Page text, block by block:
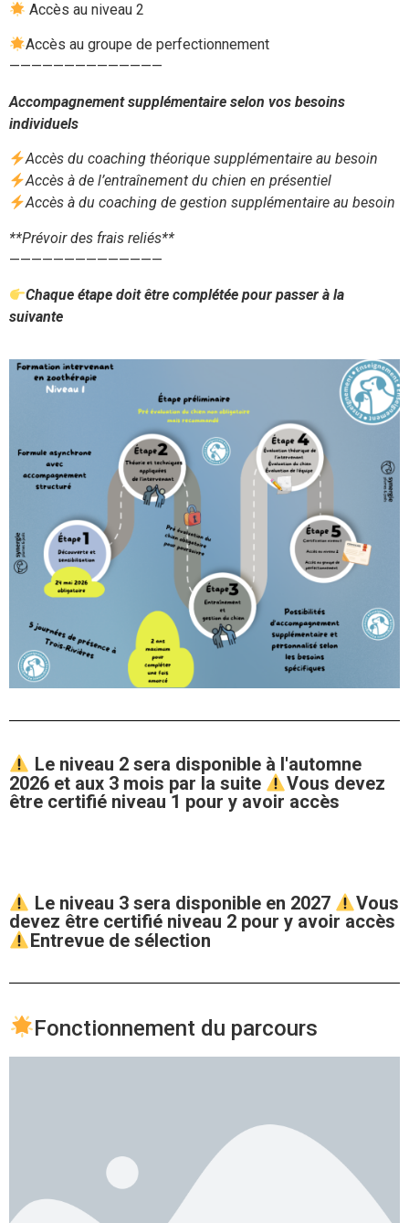
Accès au niveau 2
Accès au groupe de perfectionnement
——————————————
Accompagnement supplémentaire selon vos besoins
individuels
Accès du coaching théorique supplémentaire au besoin
Accès à de l’entraînement du chien en présentiel
Accès à du coaching de gestion supplémentaire au besoin
**Prévoir des frais reliés**
——————————————
Chaque étape doit être complétée pour passer à la
suivante
Le niveau 2 sera disponible à l'automne
2026 et aux 3 mois par la suite
Vous devez
être certifié niveau 1 pour y avoir accès
Le niveau 3 sera disponible en 2027
Vous
devez être certifié niveau 2 pour y avoir accès
Entrevue de sélection
Fonctionnement du parcours